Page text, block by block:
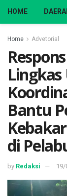
HOME
Home Advetorial
Bantu
di
by Redaksi 19/